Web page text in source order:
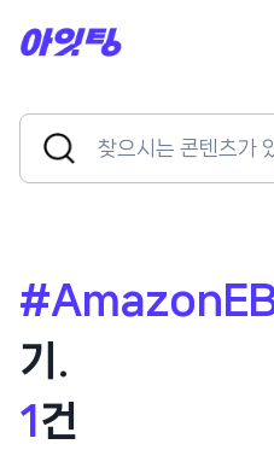
Search
Search
Button
기.
1 건